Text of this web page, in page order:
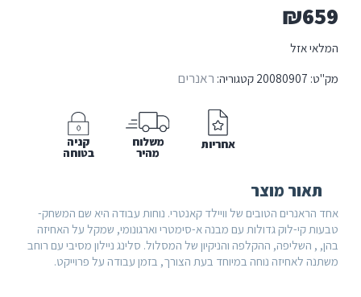
₪
אזל
20080907קטגוריה: ראנרים
משלוח
מהיר
מוצר
הטובים של וויילד קאנטרי. נוחות עבודה היא שם המשחק-
קי-לוק גדולות עם מבנה א-סימטרי וארגונומי, שמקל על האחיזה
השליפה, ההקלפה והניקיון של המסלול. סלינג ניילון מסיבי עם רוחב
לאחיזה נוחה במיוחד בעת הצורך, בזמן עבודה על פרוייקט.